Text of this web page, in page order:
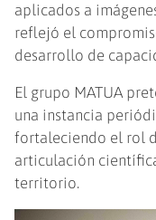
aplicados a
reflejó el
desarrollo de
El grupo MATUA
una instancia
fortaleciendo el rol
articulación
territorio.